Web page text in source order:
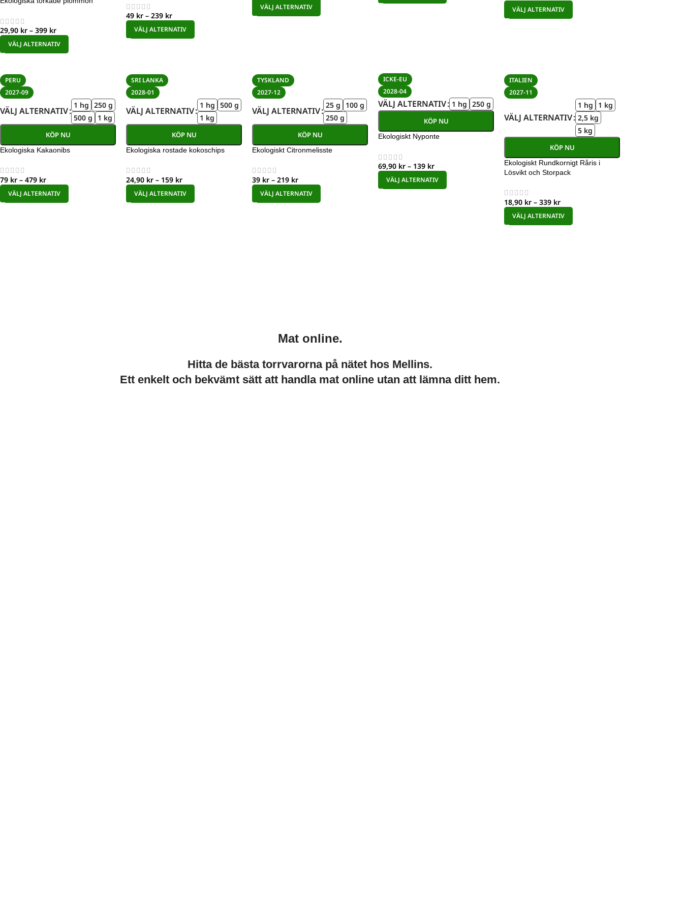
29,90 kr – 399 kr
VÄLJ ALTERNATIV
49 kr – 239 kr
VÄLJ ALTERNATIV
VÄLJ ALTERNATIV VÄLJ ALTERNATIV
PERU
2027-09
VÄLJ ALTERNATIV
1 hg 250 g
500 g
1 kg
KÖP NU
Ekologiska Kakaonibs
79 kr – 479 kr
VÄLJ ALTERNATIV
SRI LANKA
2028-01
VÄLJ ALTERNATIV
1 hg 500 g
1 kg
KÖP NU
Ekologiska rostade kokoschips
24,90 kr – 159 kr
VÄLJ ALTERNATIV
TYSKLAND
2027-12
VÄLJ ALTERNATIV
25 g
100 g
250 g
KÖP NU
Ekologiskt Citronmelisste
39 kr – 219 kr
VÄLJ ALTERNATIV
ICKE-EU
2028-04
VÄLJ ALTERNATIV 1 hg 250 g
KÖP NU
Ekologiskt Nyponte
69,90 kr – 139 kr
VÄLJ ALTERNATIV
ITALIEN
2027-11
VÄLJ ALTERNATIV
1 hg
1 kg
2,5 kg
5 kg
KÖP NU
Ekologiskt Rundkornigt Råris i
Lösvikt och Storpack
18,90 kr – 339 kr
VÄLJ ALTERNATIV
Mat online.
Hitta de bästa torrvarorna på nätet hos Mellins.
Ett enkelt och bekvämt sätt att handla mat online utan att lämna ditt hem.